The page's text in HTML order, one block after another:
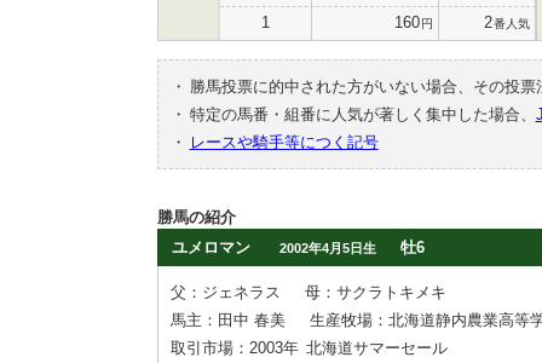
1 160円 2番人気
・
勝馬投票に的中された方がいない場合、その投
・ 特定の馬番・組番に人気が著しく集中した場合、
・
レースや騎手等につく記号
勝馬の紹介
ユメロマン
2002年4月5日生 牡6
父：ジェネラス
母：サクラトキメキ
馬主：田中 春美
生産牧場：北海道静内農業高等
取引市場：2003年 北海道サマーセール